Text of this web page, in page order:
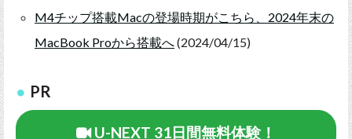
M4チップ搭載Macの登場時期がこちら、2024年末の
MacBook Proから搭載へ(2024/04/15)
PR
U-NEXT 31日間無料体験！